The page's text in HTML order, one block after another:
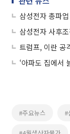
삼성전자 사후
‘아파도 집에서
#주요뉴스 #